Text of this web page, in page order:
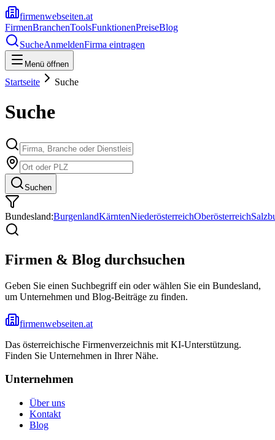
firmenwebseiten.at
FirmenBranchenToolsFunktionenPreiseBlog
SucheAnmeldenFirma eintragen
Menü öffnen
Startseite Suche
Suche
Suchen
Bundesland:BurgenlandKärntenNiederösterreichOberösterreich
Firmen & Blog durchsuchen
Geben Sie einen Suchbegriff ein oder wählen Sie ein Bundesland,
um Unternehmen und Blog-Beiträge zu finden.
firmenwebseiten.at
Das österreichische Firmenverzeichnis mit KI-Unterstützung.
Finden Sie Unternehmen in Ihrer Nähe.
Unternehmen
Über uns
Kontakt
Blog